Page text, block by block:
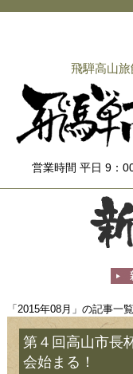
飛騨高山
営業時間 平日 9：
「2015年08月」の記事一覧
第４回高山市長
会始まる！